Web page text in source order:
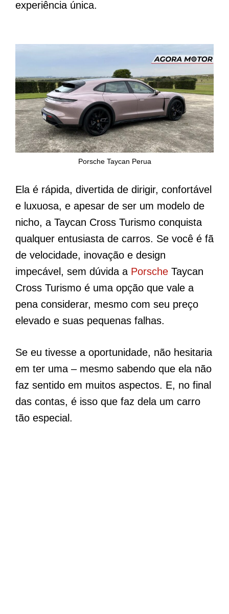
experiência única.
Porsche Taycan Perua
Ela é rápida, divertida de dirigir, confortável
e luxuosa, e apesar de ser um modelo de
nicho, a Taycan Cross Turismo conquista
qualquer entusiasta de carros. Se você é fã
de velocidade, inovação e design
impecável, sem dúvida a Porsche Taycan
Cross Turismo é uma opção que vale a
pena considerar, mesmo com seu preço
elevado e suas pequenas falhas.
Se eu tivesse a oportunidade, não hesitaria
em ter uma – mesmo sabendo que ela não
faz sentido em muitos aspectos. E, no final
das contas, é isso que faz dela um carro
tão especial.